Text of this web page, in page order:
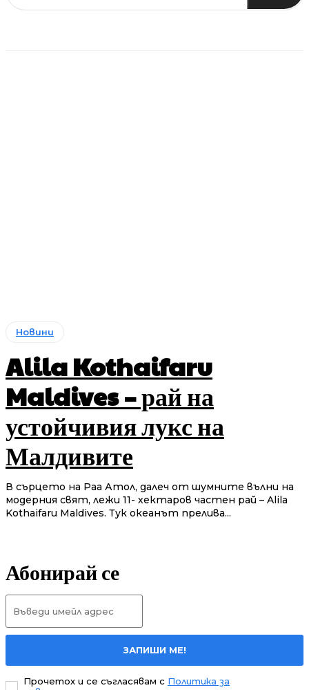
Новини
Alila Kothaifaru
Maldives – рай на
устойчивия лукс на
Малдивите
В сърцето на Раа Атол, далеч от шумните вълни на
модерния свят, лежи 11- хектаров частен рай – Alila
Kothaifaru Maldives. Тук океанът прелива...
Абонирай се
ЗАПИШИ МЕ!
Прочетох и се съгласявам с Политика за